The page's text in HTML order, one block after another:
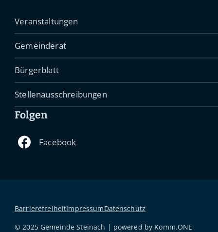
Veranstaltungen
Gemeinderat
Bürgerblatt
Stellenausschreibungen
Folgen
BarrierefreiheitImpressumDatenschutz
© 2025 Gemeinde Steinach | powered by Komm.ONE